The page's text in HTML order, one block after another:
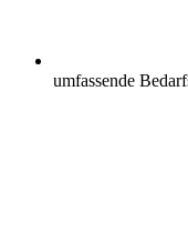
umfassende